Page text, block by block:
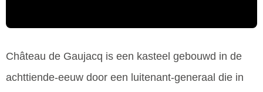
Château de Gaujacq is een kasteel gebouwd in de
achttiende-eeuw door een luitenant-generaal die in